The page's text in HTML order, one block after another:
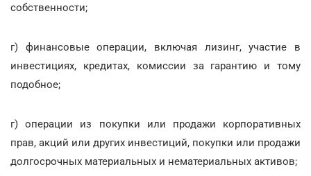
собственности;
г) финансовые операции, включая лизинг, участие в
инвестициях, кредитах, комиссии за гарантию и тому
подобное;
г) операции из покупки или продажи корпоративных
прав, акций или других инвестиций, покупки или продажи
долгосрочных материальных и нематериальных активов;